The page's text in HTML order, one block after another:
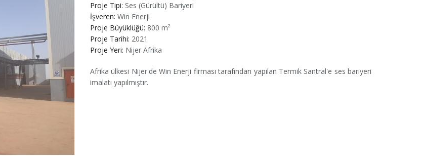
Proje Tipi: Ses (Gürültü) Bariyeri
İşveren: Win Enerji
Proje Büyüklüğü: 800 m²
Proje Tarihi: 2021
Proje Yeri: Nijer Afrika
Afrika ülkesi Nijer'de Win Enerji firması tarafından yapılan Termik Santral'e ses bariyeri
imalatı yapılmıştır.